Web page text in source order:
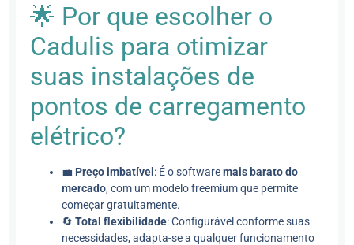
🌟 Por que escolher o
Cadulis para otimizar
suas instalações de
pontos de carregamento
elétrico?
💼 Preço imbatível : É o softwaremais barato do
mercado, com um modelo freemium que permite
começar gratuitamente.
🔄Total flexibilidade: Configurável conforme suas
necessidades, adapta-se a qualquer funcionamento